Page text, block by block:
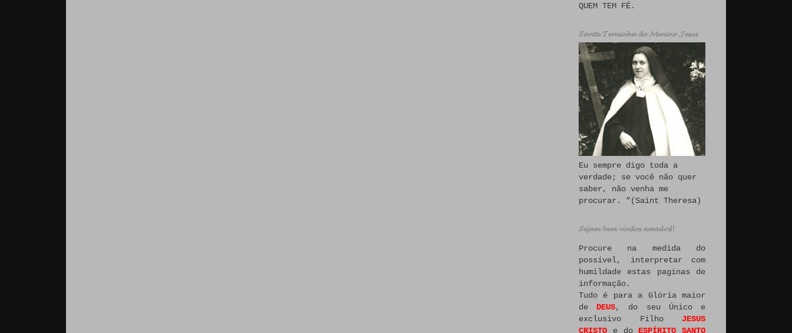
QUEM TEM FÉ.
𝓢𝓪𝓷𝓽𝓪 𝓣𝓮𝓻𝓮𝓼𝓲𝓷𝓱𝓪 𝓭𝓸 𝓜𝓮𝓷𝓲𝓷𝓸 𝓙𝓮𝓼𝓾𝓼
Eu sempre digo toda a
verdade; se você não quer
saber, não venha me
procurar. ”(Saint Theresa)
𝓢𝓮𝓳𝓪𝓶 𝓫𝓮𝓶 𝓿𝓲𝓷𝓭𝓸𝓼 𝓪𝓶𝓪𝓭𝓸𝓼!!
Procure na medida do
possível, interpretar com
humildade estas paginas de
informação.
Tudo é para a Glória maior
de DEUS, do seu Único e
exclusivo Filho JESUS
CRISTO e do ESPÍRITO SANTO